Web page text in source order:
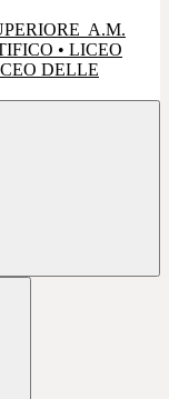
A.M.
• LICEO
DELLE